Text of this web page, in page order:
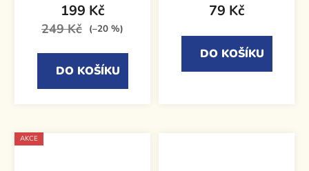
199 Kč
249 Kč (–20 %)
DO KOŠÍKU
79 Kč
DO KOŠÍKU
AKCE